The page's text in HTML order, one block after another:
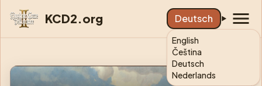
KCD2.org Deutsch
English
Čeština
Deutsch
Nederlands
KCD2: